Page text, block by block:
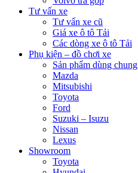
Tư vấn xe
Tư vấn xe cũ
Giá xe ô tô Tải
Các dòng xe ô tô Tải
Phụ kiện – đồ chơi xe
Sản phẩm dùng chung
Mazda
Mitsubishi
Toyota
Ford
Suzuki – Isuzu
Nissan
Lexus
Showroom
Toyota